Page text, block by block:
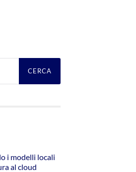
i modelli locali
al cloud